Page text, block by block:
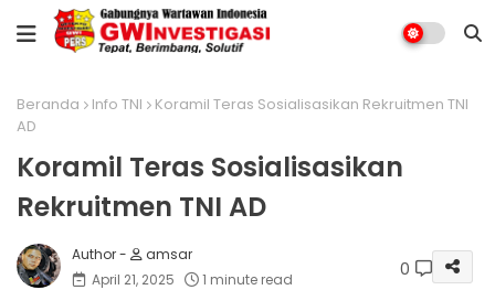
Beranda Info TNI
Koramil Teras Sosialisasikan Rekruitmen TNI
AD
Koramil Teras Sosialisasikan
Rekruitmen TNI AD
amsar
April 21, 2025
1 minute read 0